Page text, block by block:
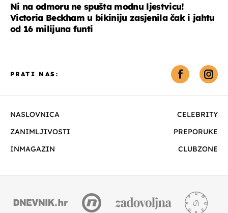
Ni na odmoru ne spušta modnu ljestvicu!
Victoria Beckham u bikiniju zasjenila čak i jahtu
od 16 milijuna funti
NASLOVNICA
CELEBRITY
ZANIMLJIVOSTI
PREPORUKE
INMAGAZIN
CLUBZONE
PRATI NAS: